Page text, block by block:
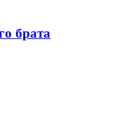
брата